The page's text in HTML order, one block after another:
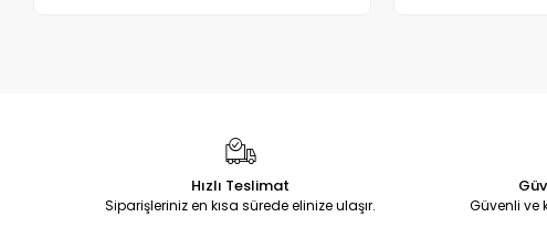
Hızlı Teslimat
Siparişleriniz en kısa sürede elinize ulaşır. Güvenli ve